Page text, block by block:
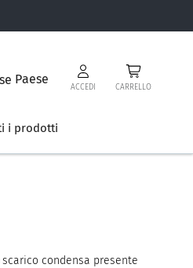
Paese
ACCEDI CARRELLO
i prodotti
condensa presente